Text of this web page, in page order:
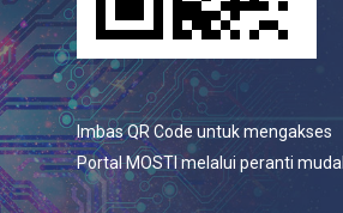
Imbas QR Code untuk mengakses
Portal MOSTI melalui peranti